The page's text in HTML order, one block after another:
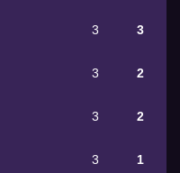
3 3
3 2
3 2
3 1